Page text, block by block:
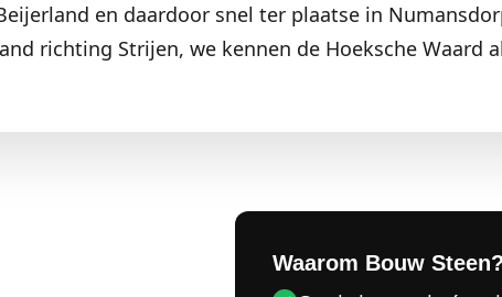
en daardoor snel ter plaatse in
richting Strijen, we kennen de Hoeksche Waard
Waarom Bouw Steen?